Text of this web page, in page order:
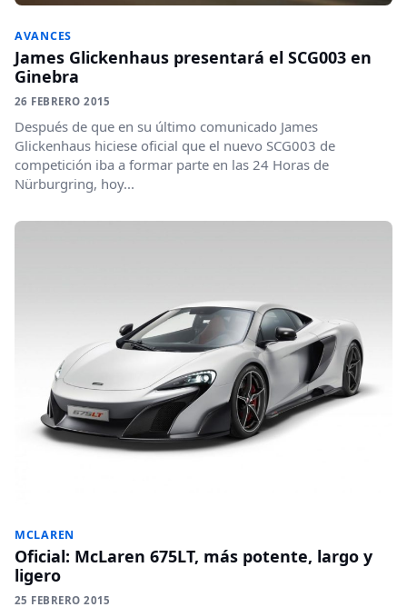
AVANCES
James Glickenhaus presentará el SCG003 en
Ginebra
26 FEBRERO 2015
Después de que en su último comunicado James
Glickenhaus hiciese oficial que el nuevo SCG003 de
competición iba a formar parte en las 24 Horas de
Nürburgring, hoy...
MCLAREN
Oficial: McLaren 675LT, más potente, largo y
ligero
25 FEBRERO 2015